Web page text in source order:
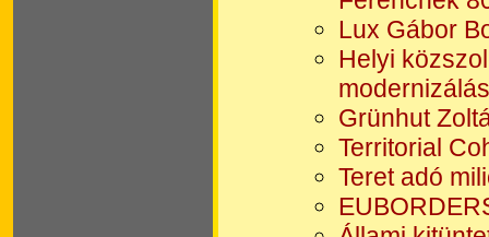
Lux Gábor
Helyi
Grünhut
Territorial
Teret adó